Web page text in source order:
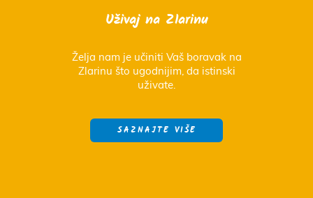
Uživaj na Zlarinu
Želja nam je učiniti Vaš boravak na
Zlarinu što ugodnijim, da istinski
uživate.
SAZNAJTE VIŠE